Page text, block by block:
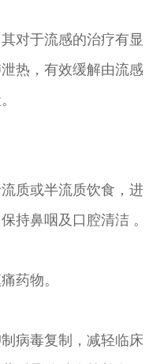
对于流感的治疗有显
热，有效缓解由流感
质或半流质饮食，进
持鼻咽及口腔清洁 。
药物。
病毒复制，减轻临床